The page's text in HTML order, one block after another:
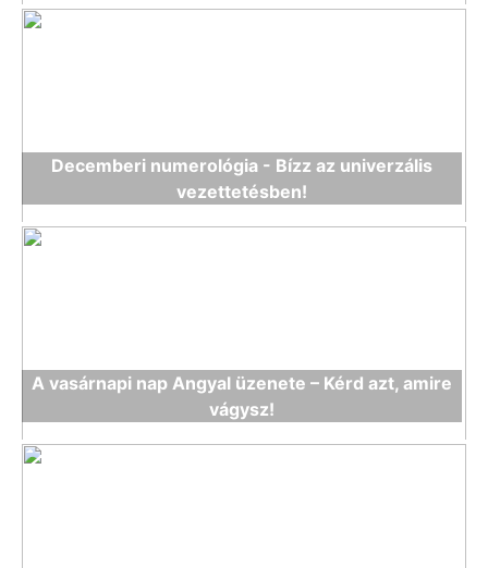
Decemberi numerológia - Bízz az univerzális
vezettetésben!
A vasárnapi nap Angyal üzenete – Kérd azt, amire
vágysz!